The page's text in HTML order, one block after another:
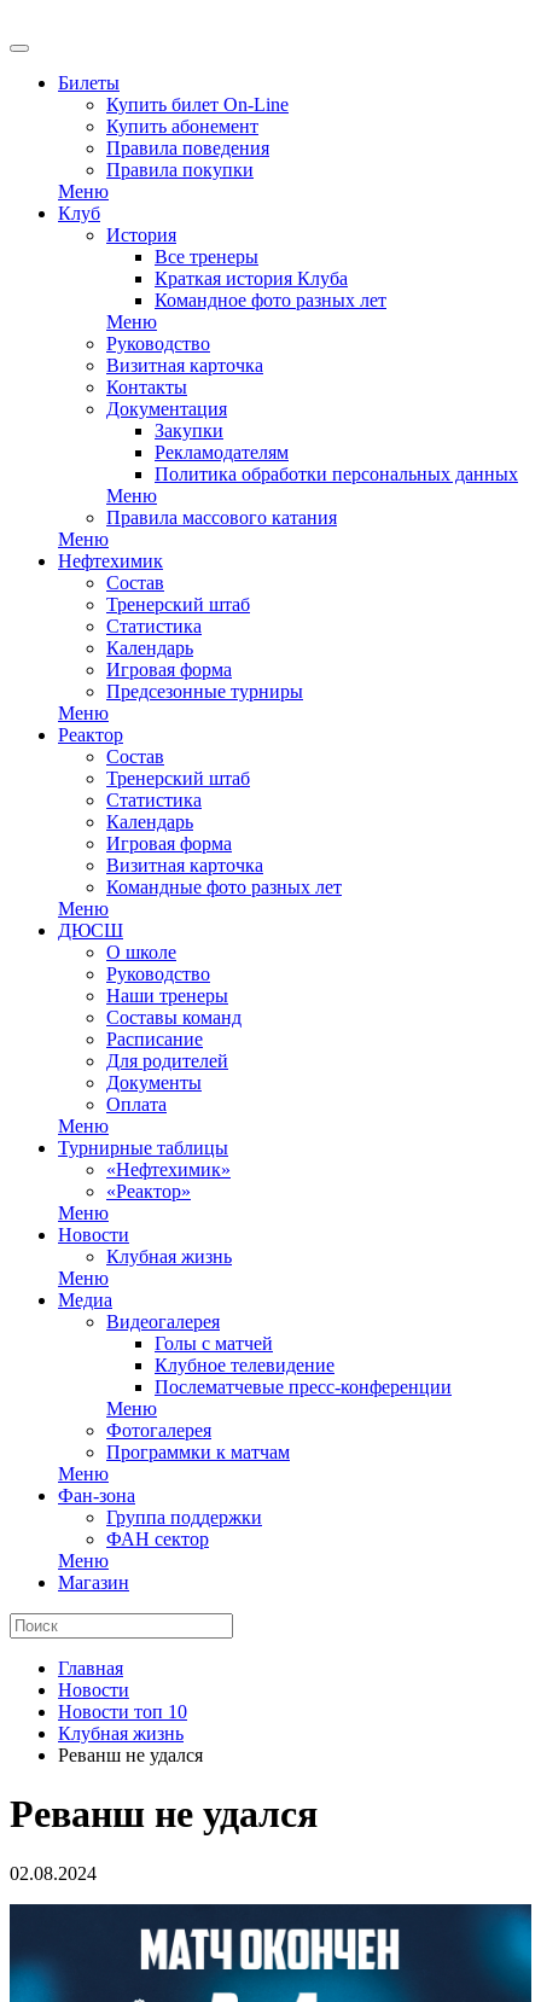
Билеты
Купить билет On-Line
Купить абонемент
Правила поведения
Правила покупки
Меню
Клуб
История
Все тренеры
Краткая история Клуба
Командное фото разных лет
Меню
Руководство
Визитная карточка
Контакты
Документация
Закупки
Рекламодателям
Политика обработки персональных данных
Меню
Правила массового катания
Меню
Нефтехимик
Состав
Тренерский штаб
Статистика
Календарь
Игровая форма
Предсезонные турниры
Меню
Реактор
Состав
Тренерский штаб
Статистика
Календарь
Игровая форма
Визитная карточка
Командные фото разных лет
Меню
ДЮСШ
О школе
Руководство
Наши тренеры
Составы команд
Расписание
Для родителей
Документы
Оплата
Меню
Турнирные таблицы
«Нефтехимик»
«Реактор»
Меню
Новости
Клубная жизнь
Меню
Медиа
Видеогалерея
Голы с матчей
Клубное телевидение
Послематчевые пресс-конференции
Меню
Фотогалерея
Программки к матчам
Меню
Фан-зона
Группа поддержки
ФАН сектор
Меню
Магазин
Главная
Новости
Новости топ 10
Клубная жизнь
Реванш не удался
Реванш не удался
02.08.2024